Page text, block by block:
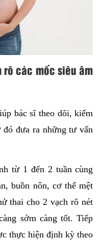
các mốc siêu âm
bác sĩ theo dõi, kiểm
đưa ra những tư vấn
từ 1 đến 2 tuần cùng
buồn nôn, cơ thể mệt
thai cho 2 vạch rõ nét
sớm càng tốt. Tiếp
thực hiện định kỳ theo